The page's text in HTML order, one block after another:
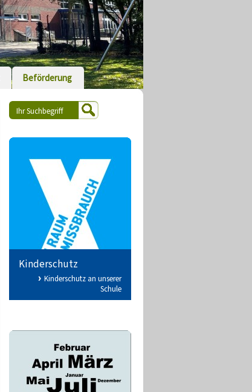
Beförderung
Kinderschutz
Kinderschutz an unserer
Schule